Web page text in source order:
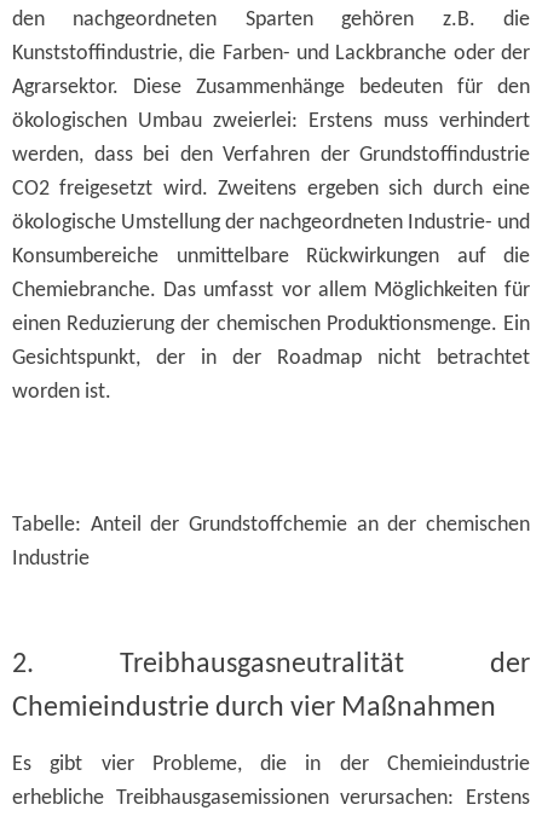
den nachgeordneten Sparten gehören z.B. die
Kunststoffindustrie, die Farben- und Lackbranche oder der
Agrarsektor. Diese Zusammenhänge bedeuten für den
ökologischen Umbau zweierlei: Erstens muss verhindert
werden, dass bei den Verfahren der Grundstoffindustrie
CO2 freigesetzt wird. Zweitens ergeben sich durch eine
ökologische Umstellung der nachgeordneten Industrie- und
Konsumbereiche unmittelbare Rückwirkungen auf die
Chemiebranche. Das umfasst vor allem Möglichkeiten für
einen Reduzierung der chemischen Produktionsmenge. Ein
Gesichtspunkt, der in der Roadmap nicht betrachtet
worden ist.
Tabelle: Anteil der Grundstoffchemie an der chemischen
Industrie
2. Treibhausgasneutralität der
Chemieindustrie durch vier Maßnahmen
Es gibt vier Probleme, die in der Chemieindustrie
erhebliche Treibhausgasemissionen verursachen: Erstens